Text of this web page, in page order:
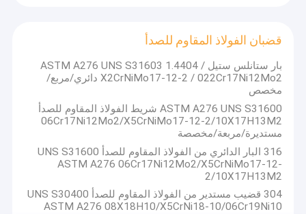
قضبان الفولاذ المقاوم للصدأ
بار ستانلس ستيل ASTM A276 UNS S31603 1.4404 /
X2CrNiMo17-12-2 / 022Cr17Ni12Mo2 دائري/مربع/
مخصص
ASTM A276 UNS S31600 شريط الفولاذ المقاوم للصدأ
06Cr17Ni12Mo2/X5CrNiMo17-12-2/10Х17Н13М2
مستديرة/مربعة/مخصصة
316 البار الدائري من الفولاذ المقاوم للصدأ UNS S31600
ASTM A276 06Cr17Ni12Mo2/X5CrNiMo17-12-
2/10Х17Н13М2
304 قضيب مستدير من الفولاذ المقاوم للصدأ UNS S30400
ASTM A276 08Х18Н10/X5CrNi18-10/06Cr19Ni10